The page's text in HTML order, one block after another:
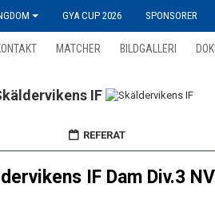
GYA CUP 2026 SPONSORER
MATCHER BILDGALLERI
IF
REFERAT
IF Dam Div.3 NV